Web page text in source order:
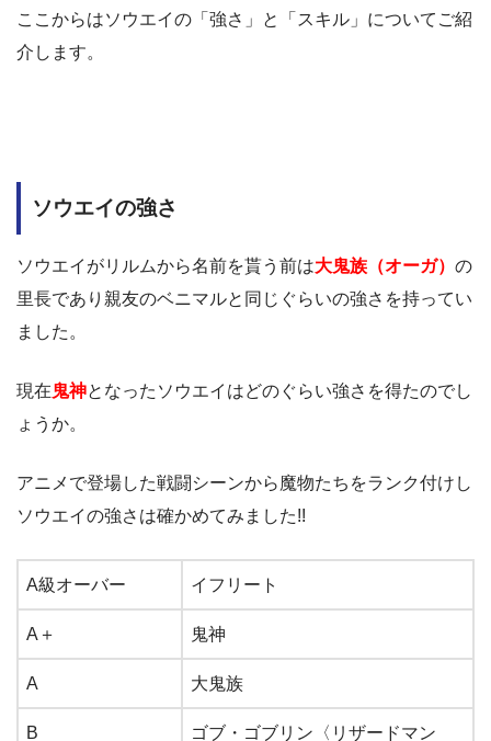
ここからはソウエイの「強さ」と「スキル」についてご紹
介します。
ソウエイの強さ
ソウエイがリルムから名前を貰う前は大鬼族（オーガ） の
里長であり親友のベニマルと同じぐらいの強さを持ってい
ました。
現在鬼神となったソウエイはどのぐらい強さを得たのでし
ょうか。
アニメで登場した戦闘シーンから魔物たちをランク付けし
ソウエイの強さは確かめてみました!!
A級オーバー イフリート
A＋ 鬼神
A 大鬼族
B ゴブ・ゴブリン〈リザードマン